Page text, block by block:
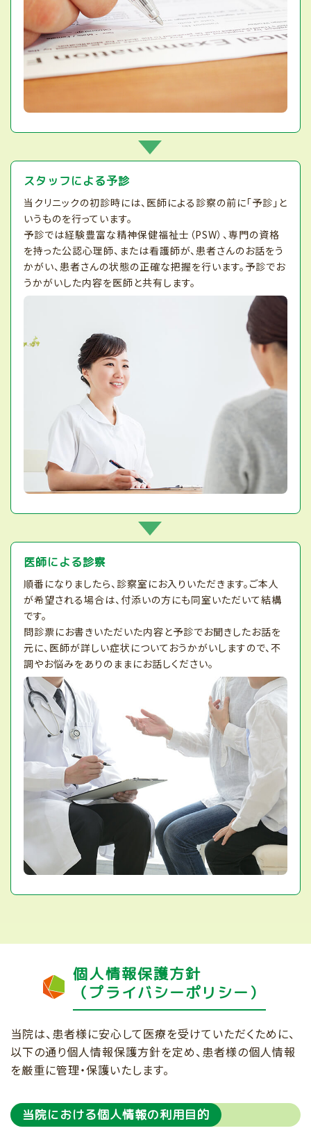
スタッフによる予診
当クリニックの初診時には、医師による診察の前に「予診」と
いうものを行っています。
予診では経験豊富な精神保健福祉士（PSW）、専門の資格
を持った公認心理師、または看護師が、患者さんのお話をう
かがい、患者さんの状態の正確な把握を行います。予診でお
うかがいした内容を医師と共有します。
医師による診察
順番になりましたら、診察室にお入りいただきます。ご本人
が希望される場合は、付添いの方にも同室いただいて結構
です。
問診票にお書きいただいた内容と予診でお聞きしたお話を
元に、医師が詳しい症状についておうかがいしますので、不
調やお悩みをありのままにお話しください。
個人情報保護方針
（プライバシーポリシー）
当院は、患者様に安心して医療を受けていただくために、
以下の通り個人情報保護方針を定め、患者様の個人情報
を厳重に管理・保護いたします。
当院における個人情報の利用目的